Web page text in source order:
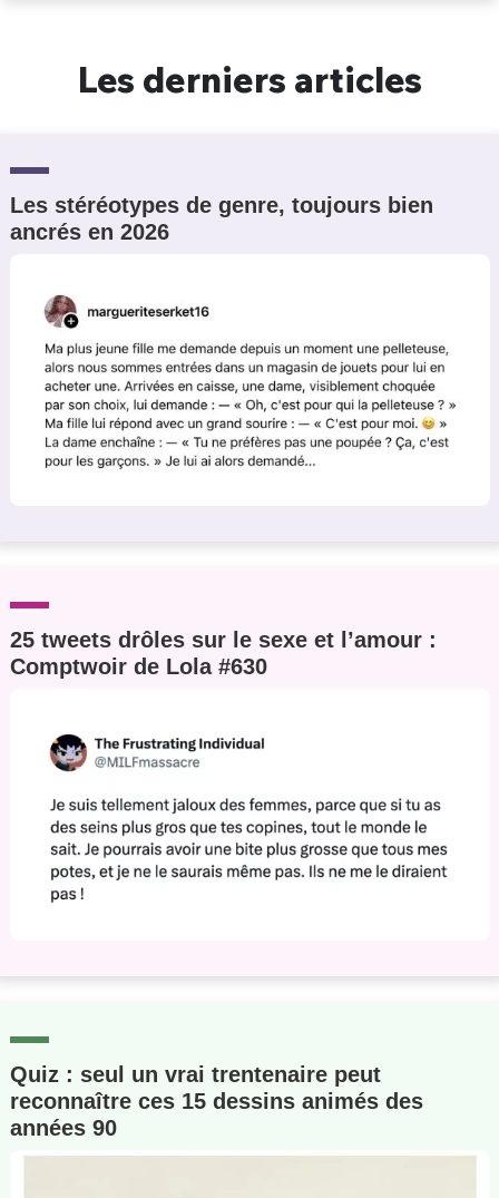
Les derniers articles
Les stéréotypes de genre, toujours bien
ancrés en 2026
25 tweets drôles sur le sexe et l’amour :
Comptwoir de Lola #630
Quiz : seul un vrai trentenaire peut
reconnaître ces 15 dessins animés des
années 90